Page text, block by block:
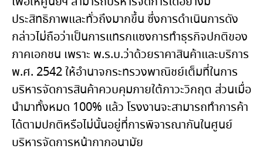
ประสิทธิภาพและทั่วถึงมากขึ้น ซึ่งการดำเนินการดัง
กล่าวไม่ถือว่าเป็นการแทรกแซงการทำธุรกิจปกติของ
ภาคเอกชน เพราะ พ.ร.บ.ว่าด้วยราคาสินค้าและบริการ
พ.ศ. 2542 ให้อำนาจกระทรวงพาณิชย์เต็มที่ในการ
บริหารจัดการสินค้าควบคุมภายใต้ภาวะวิกฤต ส่วนเมื่อ
นำมาทั้งหมด 100% แล้ว โรงงานจะสามารถทำการค้า
ได้ตามปกติหรือไม่นั้นอยู่ที่การพิจารณากันในศูนย์
บริหารจัดการหน้ากากอนามัย